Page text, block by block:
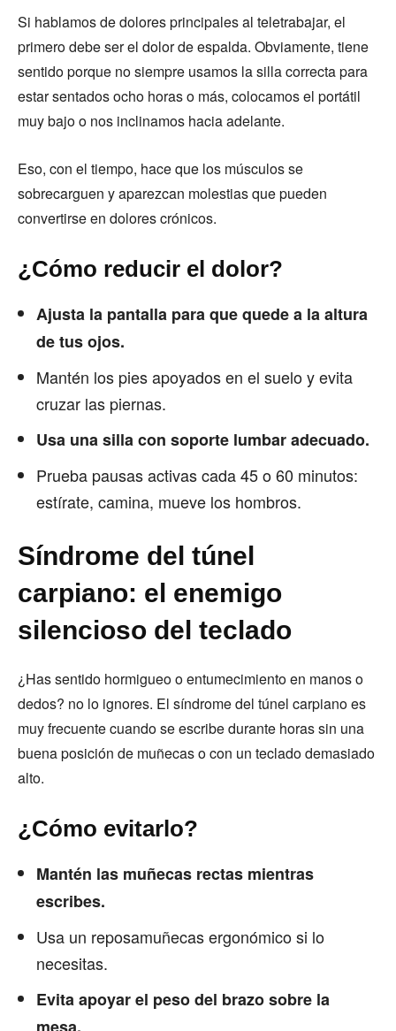
Si hablamos de dolores principales al teletrabajar, el
primero debe ser el dolor de espalda. Obviamente, tiene
sentido porque no siempre usamos la silla correcta para
estar sentados ocho horas o más, colocamos el portátil
muy bajo o nos inclinamos hacia adelante.
Eso, con el tiempo, hace que los músculos se
sobrecarguen y aparezcan molestias que pueden
convertirse en dolores crónicos.
¿Cómo reducir el dolor?
Ajusta la pantalla para que quede a la altura
de tus ojos.
Mantén los pies apoyados en el suelo y evita
cruzar las piernas.
Usa una silla con soporte lumbar adecuado.
Prueba pausas activas cada 45 o 60 minutos:
estírate, camina, mueve los hombros.
Síndrome del túnel
carpiano: el enemigo
silencioso del teclado
¿Has sentido hormigueo o entumecimiento en manos o
dedos? no lo ignores. El síndrome del túnel carpiano es
muy frecuente cuando se escribe durante horas sin una
buena posición de muñecas o con un teclado demasiado
alto.
¿Cómo evitarlo?
Mantén las muñecas rectas mientras
escribes.
Usa un reposamuñecas ergonómico si lo
necesitas.
Evita apoyar el peso del brazo sobre la
mesa.